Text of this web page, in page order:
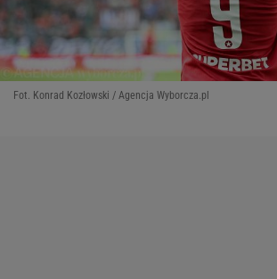
Fot. Konrad Kozłowski / Agencja Wyborcza.pl